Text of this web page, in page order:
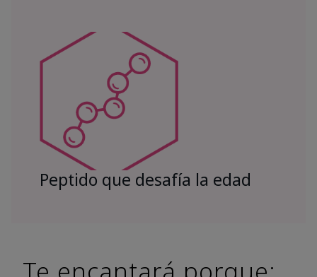
Peptido que desafía la edad